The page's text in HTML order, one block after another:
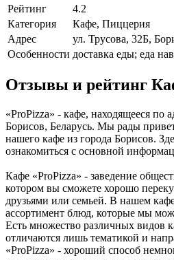
Рейтинг
4.2
Категория
Кафе, Пиццерия
Адрес
ул. Трусова, 32Б,
Особенности доставка еды; еда
Отзывы и рейтинг
«ProPizza» - кафе, находящееся по
Борисов, Беларусь. Мы рады
нашего кафе из города Борисов.
ознакомиться с основной
Кафе «ProPizza» - заведение
котором вы сможете хорошо
друзьями или семьей. В нашем
ассортимент блюд, которые мы
Есть множество различных видов
отличаются лишь тематикой и
«ProPizza» - хороший способ